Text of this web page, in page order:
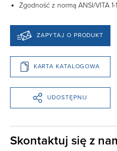
Zgodność z normą ANSI/VITA
ZAPYTAJ O PRODUKT
KARTA KATALOGOWA
UDOSTĘPNIJ
Skontaktuj się z